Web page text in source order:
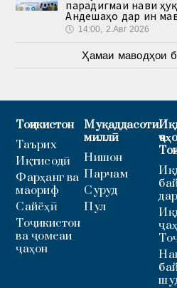
парадигмаи нави
Андешаҳо дар ин
🕔 14:00, 2.Авг 2026
Ҳамаи маводҳои
Тоҷикистон
Таърих
Иқтисодӣ
Фарҳанг ва
маориф
Сайёҳӣ
Тоҷикистон
ва ҷомеаи
ҷаҳон
Муқаддасоти
миллӣ
Нишон
Парчам
Суруд
Пул